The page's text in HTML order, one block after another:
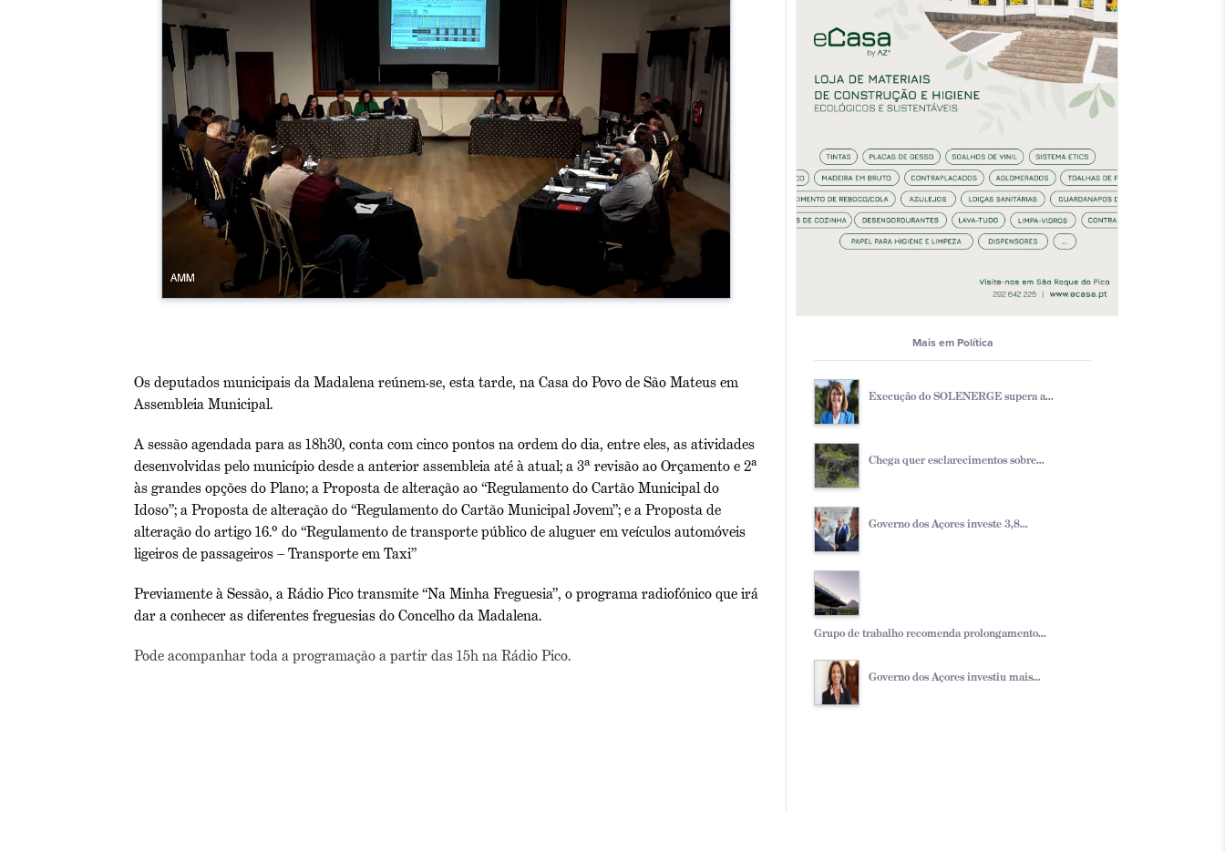
Os deputados municipais da Madalena reúnem-se, esta tarde, na Casa do Povo de São Mateus em
Assembleia Municipal.
A sessão agendada para as 18h30, conta com cinco pontos na ordem do dia, entre eles, as atividades
desenvolvidas pelo município desde a anterior assembleia até à atual; a 3ª revisão ao Orçamento e 2ª
às grandes opções do Plano; a Proposta de alteração ao “Regulamento do Cartão Municipal do
Idoso”; a Proposta de alteração do “Regulamento do Cartão Municipal Jovem”; e a Proposta de
alteração do artigo 16.º do “Regulamento de transporte público de aluguer em veículos automóveis
ligeiros de passageiros – Transporte em Taxi”
Previamente à Sessão, a Rádio Pico transmite “Na Minha Freguesia”, o programa radiofónico que irá
dar a conhecer as diferentes freguesias do Concelho da Madalena.
Pode acompanhar toda a programação a partir das 15h na Rádio Pico.
Mais em Polí­tica
Execução do SOLENERGE supera a...
Chega quer esclarecimentos sobre...
Governo dos Açores investe 3,8...
Grupo de trabalho recomenda prolongamento...
Governo dos Açores investiu mais...